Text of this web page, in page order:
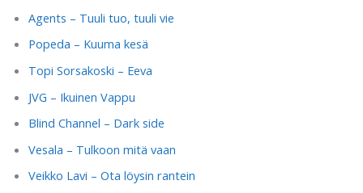
Agents – Tuuli tuo, tuuli vie
Popeda – Kuuma kesä
Topi Sorsakoski – Eeva
JVG – Ikuinen Vappu
Blind Channel – Dark side
Vesala – Tulkoon mitä vaan
Veikko Lavi – Ota löysin rantein